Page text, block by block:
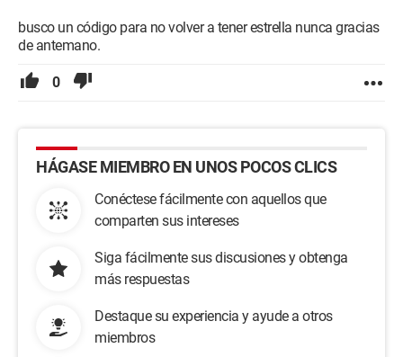
busco un código para no volver a tener estrella nunca gracias
de antemano.
0
HÁGASE MIEMBRO EN UNOS POCOS CLICS
Conéctese fácilmente con aquellos que
comparten sus intereses
Siga fácilmente sus discusiones y obtenga
más respuestas
Destaque su experiencia y ayude a otros
miembros